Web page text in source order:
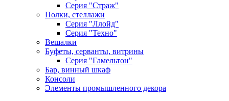
Серия "Страж"
Полки, стеллажи
Серия "Ллойд"
Серия "Техно"
Вешалки
Буфеты, серванты, витрины
Серия "Гамельтон"
Бар, винный шкаф
Консоли
Элементы промышленного декора